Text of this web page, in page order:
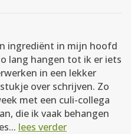
ingrediënt in mijn hoofd
lang hangen tot ik er iets
in een lekker
over schrijven. Zo
met een culi-collega
die ik vaak behangen
lees verder